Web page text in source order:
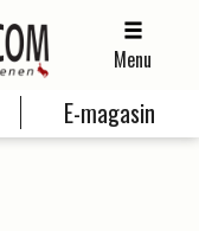
Menu
E-magasin